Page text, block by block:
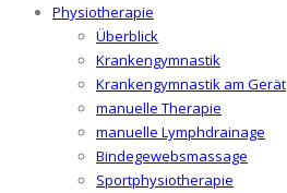
Physiotherapie
Überblick
Krankengymnastik
Krankengymnastik am Gerät
manuelle Therapie
manuelle Lymphdrainage
Bindegewebsmassage
Sportphysiotherapie